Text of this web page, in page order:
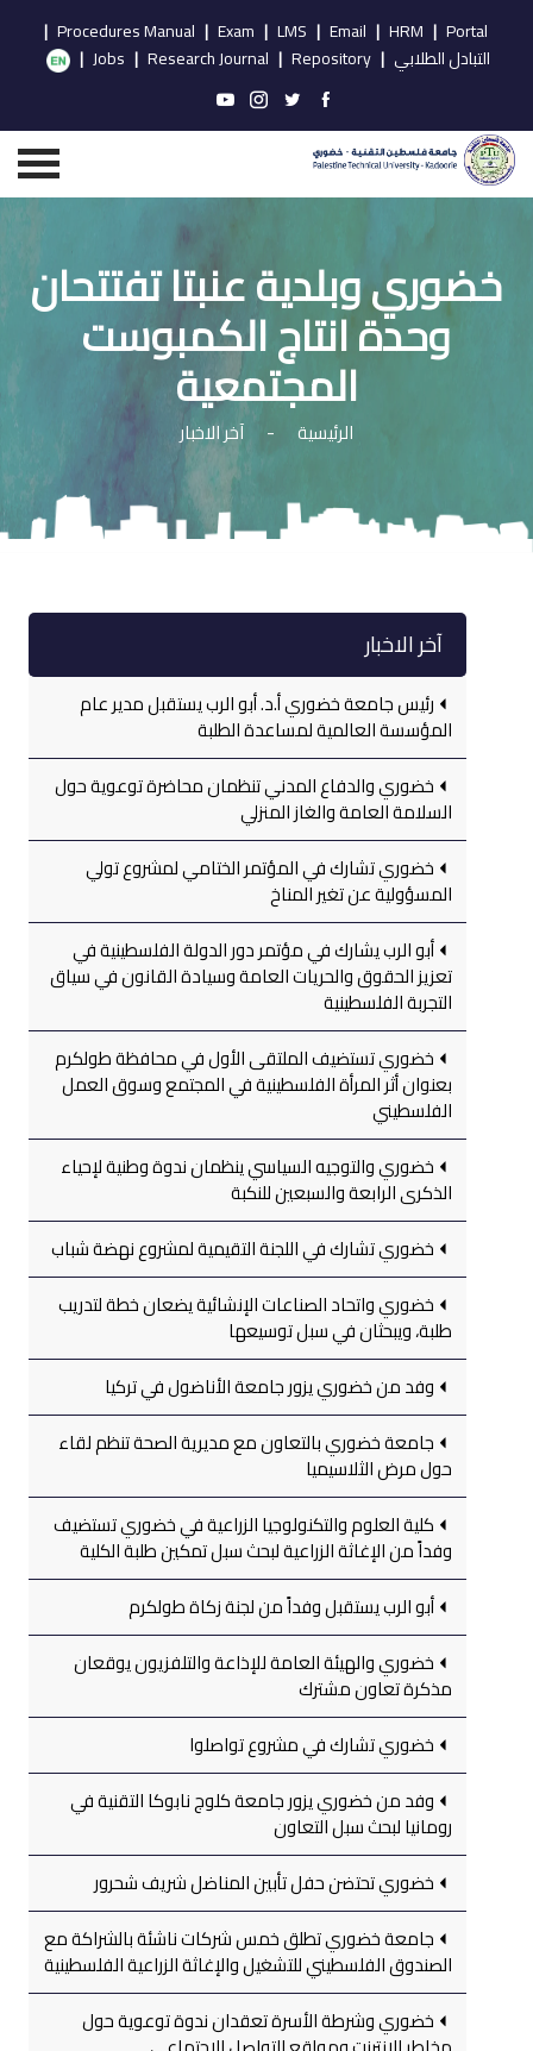
Portal
|
HRM
|
Email
|
LMS
|
Exam
|
Procedures Manual
|
التبادل الطلابي |
Repository
|
Research Journal
|
Jobs
|
خضوري وبلدية عنبتا تفتتحان
وحدة انتاج الكمبوست
المجتمعية
الرئيسية - آخر الاخبار
آخر الاخبار
رئيس جامعة خضوري أ.د. أبو الرب يستقبل مدير عام
المؤسسة العالمية لمساعدة الطلبة
خضوري والدفاع المدني تنظمان محاضرة توعوية حول
السلامة العامة والغاز المنزلي
خضوري تشارك في المؤتمر الختامي لمشروع تولي
المسؤولية عن تغير المناخ
أبو الرب يشارك في مؤتمر دور الدولة الفلسطينية في
تعزيز الحقوق والحريات العامة وسيادة القانون في سياق
التجربة الفلسطينية
خضوري تستضيف الملتقى الأول في محافظة طولكرم
بعنوان أثر المرأة الفلسطينية في المجتمع وسوق العمل
الفلسطيني
خضوري والتوجيه السياسي ينظمان ندوة وطنية لإحياء
الذكرى الرابعة والسبعين للنكبة
خضوري تشارك في اللجنة التقيمية لمشروع نهضة شباب
خضوري واتحاد الصناعات الإنشائية يضعان خطة لتدريب
طلبة، ويبحثان في سبل توسيعها
وفد من خضوري يزور جامعة الأناضول في تركيا
جامعة خضوري بالتعاون مع مديرية الصحة تنظم لقاء
حول مرض الثلاسيميا
كلية العلوم والتكنولوجيا الزراعية في خضوري تستضيف
وفداً من الإغاثة الزراعية لبحث سبل تمكين طلبة الكلية
أبو الرب يستقبل وفداً من لجنة زكاة طولكرم
خضوري والهيئة العامة للإذاعة والتلفزيون يوقعان
مذكرة تعاون مشترك
خضوري تشارك في مشروع تواصلوا
وفد من خضوري يزور جامعة كلوج نابوكا التقنية في
رومانيا لبحث سبل التعاون
خضوري تحتضن حفل تأبين المناضل شريف شحرور
جامعة خضوري تطلق خمس شركات ناشئة بالشراكة مع
الصندوق الفلسطيني للتشغيل والإغاثة الزراعية الفلسطينية
خضوري وشرطة الأسرة تعقدان ندوة توعوية حول